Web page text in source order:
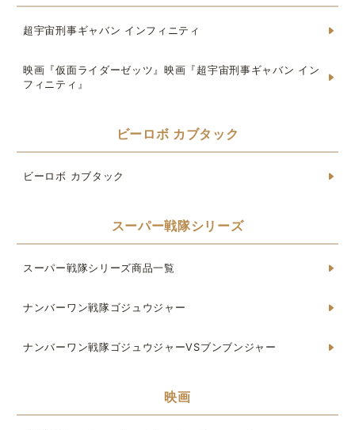
超宇宙刑事ギャバン インフィニティ
映画『仮面ライダーゼッツ』映画『超宇宙刑事ギャバン イン
フィニティ』
ビーロボ カブタック
ビーロボ カブタック
スーパー戦隊シリーズ
スーパー戦隊シリーズ商品一覧
ナンバーワン戦隊ゴジュウジャー
ナンバーワン戦隊ゴジュウジャーVSブンブンジャー
映画